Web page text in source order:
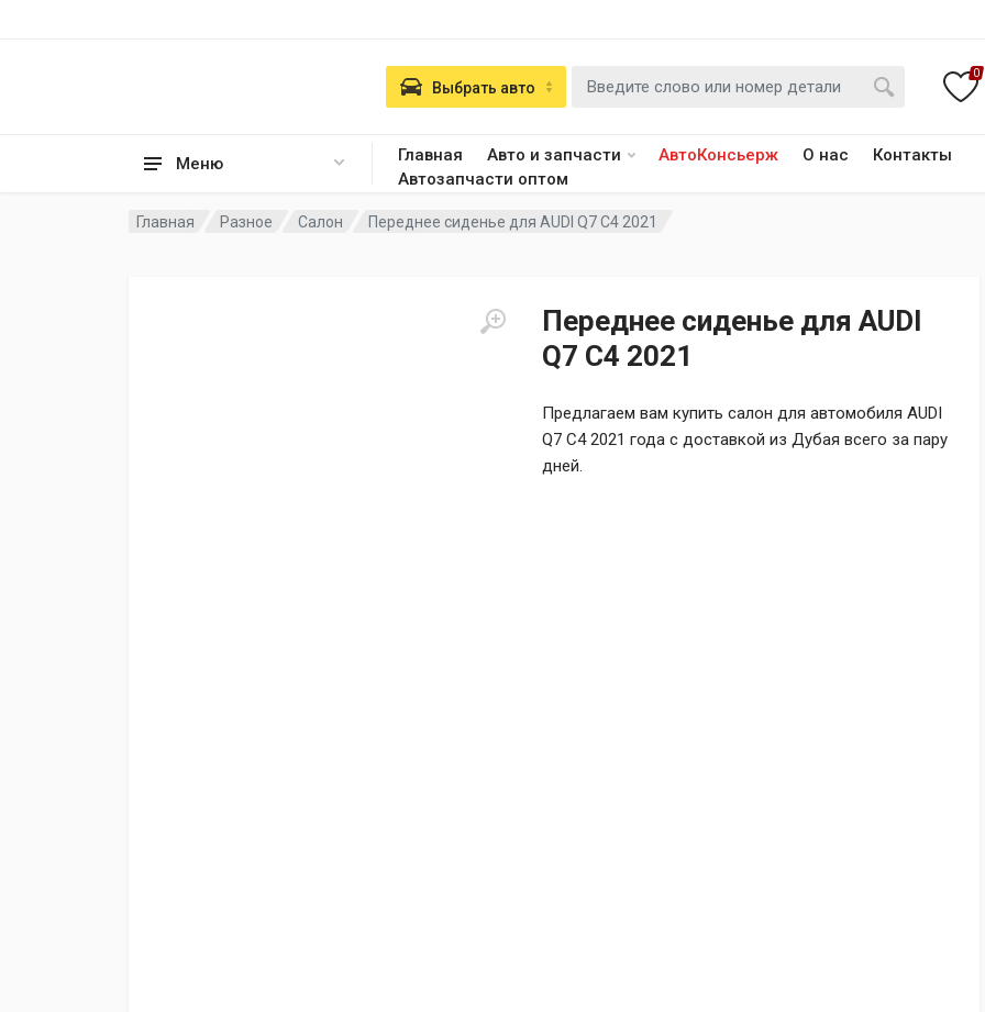
Меню Главная Авто и запчасти АвтоКонсьерж О нас
Контакты
Автозапчасти оптом
Выбрать авто
0
Главная Разное Салон Переднее сиденье для AUDI Q7 C4 2021
Переднее сиденье для AUDI
Q7 C4 2021
Предлагаем вам купить салон для автомобиля AUDI
Q7 C4 2021 года с доставкой из Дубая всего за пару
дней.